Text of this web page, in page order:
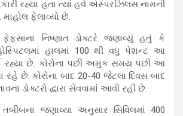
રહ્યા હતા ત્યાં હવે એસ્પરઝિલસ નામની
ફેલાવ્યો છે.
ફેફસાના નિષ્ણાત ડોક્ટરે જણાવ્યું હતું કે
હાલમાં 100 થી વધુ પેશન્ટ આ
રહ્યા છે. કોરોના પછી અમુક સમય પછી આ
છે. કોરોના બાદ 20-40 જેટલા દિવસ બાદ
ડોક્ટરો દ્વારા સેવવામાં આવી રહી છે.
તબીબના જણાવ્યા અનુસાર સિવિલમાં 400